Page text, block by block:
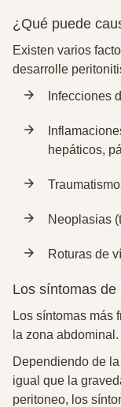
¿Qué puede
Existen varios
desarrolle
Infecciones
hepáticos,
Neoplasias
Roturas de
Los síntomas de
Los síntomas más
la zona abdominal.
Dependiendo de
igual que la
peritoneo, los